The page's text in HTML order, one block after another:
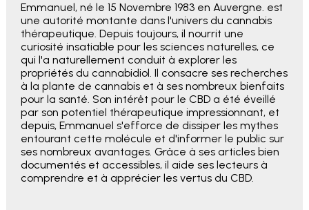
Emmanuel, né le 15 Novembre 1983 en Auvergne. est
une autorité montante dans l'univers du cannabis
thérapeutique. Depuis toujours, il nourrit une
curiosité insatiable pour les sciences naturelles, ce
qui l'a naturellement conduit à explorer les
propriétés du cannabidiol. Il consacre ses recherches
à la plante de cannabis et à ses nombreux bienfaits
pour la santé. Son intérêt pour le CBD a été éveillé
par son potentiel thérapeutique impressionnant, et
depuis, Emmanuel s'efforce de dissiper les mythes
entourant cette molécule et d'informer le public sur
ses nombreux avantages. Grâce à ses articles bien
documentés et accessibles, il aide ses lecteurs à
comprendre et à apprécier les vertus du CBD.